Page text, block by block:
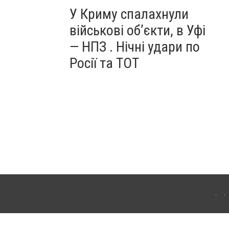
У Криму спалахнули
військові об’єкти, в Уфі
— НПЗ . Нічні удари по
Росії та ТОТ